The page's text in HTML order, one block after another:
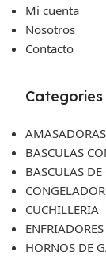
Mi cuenta
Nosotros
Contacto
Categories
AMASADORAS
BASCULAS
BASCULAS
CUCHILLERIA
ENFRIADORES
HORNOS DE